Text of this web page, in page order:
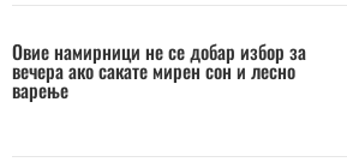
Овие намирници не се добар избор за
вечера ако сакате мирен сон и лесно
варење